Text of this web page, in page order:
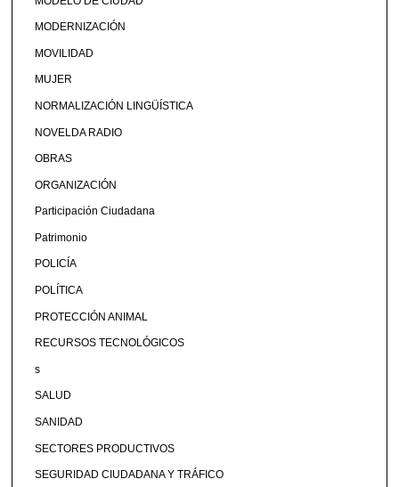
MODERNIZACIÓN
MOVILIDAD
MUJER
NORMALIZACIÓN LINGÜÍSTICA
NOVELDA RADIO
OBRAS
ORGANIZACIÓN
Participación Ciudadana
Patrimonio
POLICÍA
POLÍTICA
PROTECCIÓN ANIMAL
RECURSOS TECNOLÓGICOS
s
SALUD
SANIDAD
SECTORES PRODUCTIVOS
SEGURIDAD CIUDADANA Y TRÁFICO